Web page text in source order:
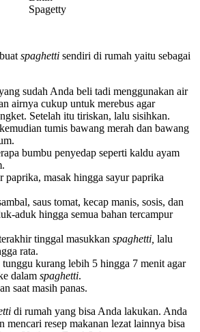
Spagetty
spaghetti sendiri di rumah yaitu sebagai
sudah Anda beli tadi menggunakan air
airnya cukup untuk merebus agar
Setelah itu tiriskan, lalu sisihkan.
tumis bawang merah dan bawang
bumbu penyedap seperti kaldu ayam
paprika, masak hingga sayur paprika
saus tomat, kecap manis, sosis, dan
aduk hingga semua bahan tercampur
tinggal masukkan spaghetti, lalu
rata.
kurang lebih 5 hingga 7 menit agar
dalam spaghetti.
saat masih panas.
di rumah yang bisa Anda lakukan. Anda
mencari resep makanan lezat lainnya bisa